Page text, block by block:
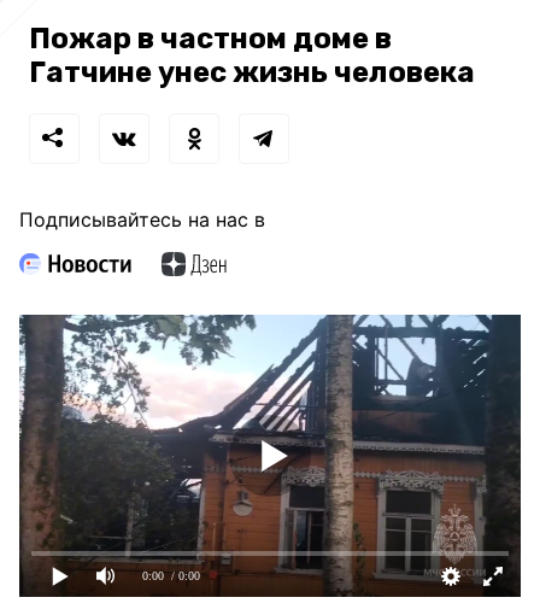
Пожар в частном доме в
Гатчине унес жизнь человека
Подписывайтесь на нас в
0:00 / 0:00